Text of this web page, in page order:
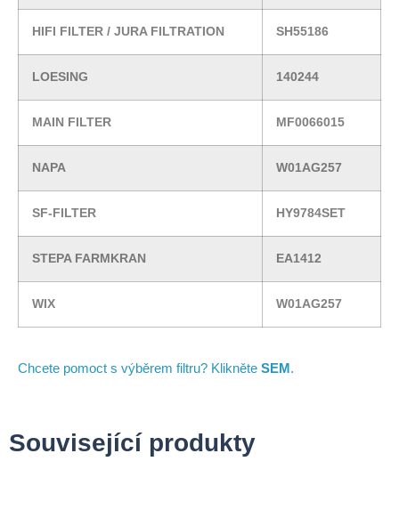
HIFI FILTER / JURA FILTRATION SH55186
LOESING 140244
MAIN FILTER MF0066015
NAPA W01AG257
SF-FILTER HY9784SET
STEPA FARMKRAN EA1412
WIX W01AG257
Chcete pomoct s výběrem filtru? Klikněte SEM.
Související produkty